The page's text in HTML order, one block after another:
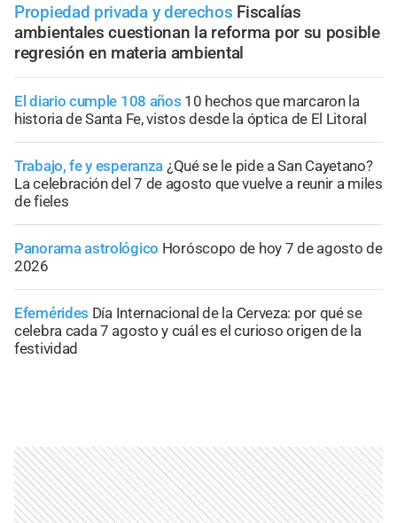
Propiedad privada y derechos Fiscalías
ambientales cuestionan la reforma por su posible
regresión en materia ambiental
El diario cumple 108 años 10 hechos que marcaron la
historia de Santa Fe, vistos desde la óptica de El Litoral
Trabajo, fe y esperanza ¿Qué se le pide a San Cayetano?
La celebración del 7 de agosto que vuelve a reunir a miles
de fieles
Panorama astrológico Horóscopo de hoy 7 de agosto de
2026
Efemérides Día Internacional de la Cerveza: por qué se
celebra cada 7 agosto y cuál es el curioso origen de la
festividad